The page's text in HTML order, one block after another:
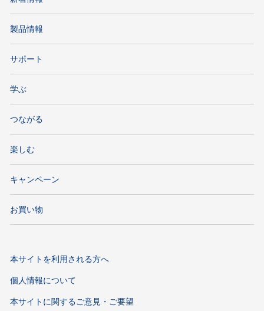
製品情報
サポート
学ぶ
つながる
楽しむ
キャンペーン
お買い物
本サイトを利用される方へ
個人情報について
本サイトに関するご意見・ご要望